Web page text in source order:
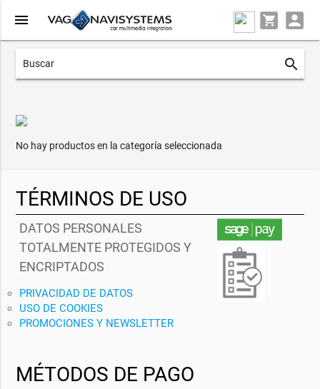
menu
search
No hay productos en la categoría seleccionada
TÉRMINOS DE USO
DATOS PERSONALES
TOTALMENTE PROTEGIDOS Y
ENCRIPTADOS
PRIVACIDAD DE DATOS
USO DE COOKIES
PROMOCIONES Y NEWSLETTER
MÉTODOS DE PAGO